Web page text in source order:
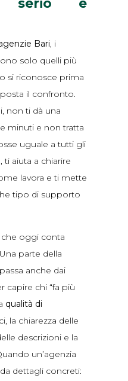
Bari , i
solo quelli più
si riconosce prima
il confronto.
non ti dà una
minuti e non tratta
uguale a tutti gli
ti aiuta a chiarire
lavora e ti mette
tipo di supporto
che oggi conta
parte della
anche dai
capire chi “fa più
qualità di
la chiarezza delle
descrizioni e la
un’agenzia
dettagli concreti: